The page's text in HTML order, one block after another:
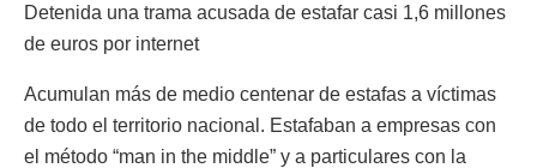
Detenida una trama acusada de estafar casi 1,6 millones
de euros por internet
Acumulan más de medio centenar de estafas a víctimas
de todo el territorio nacional. Estafaban a empresas con
el método “man in the middle” y a particulares con la